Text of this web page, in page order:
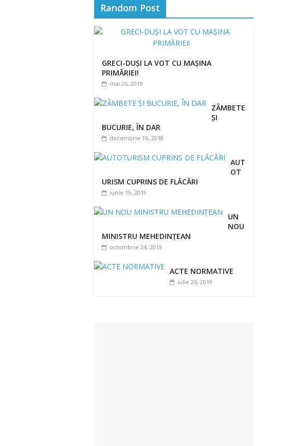
Random Post
GRECI-DUȘI LA VOT CU MAȘINA
PRIMĂRIEI!
mai 26, 2019
ZÂMBETE
ȘI
BUCURIE, ÎN DAR
decembrie 19, 2018
AUT
OT
URISM CUPRINS DE FLĂCĂRI
iunie 19, 2019
UN
NOU
MINISTRU MEHEDINȚEAN
octombrie 24, 2019
ACTE NORMATIVE
iulie 26, 2019